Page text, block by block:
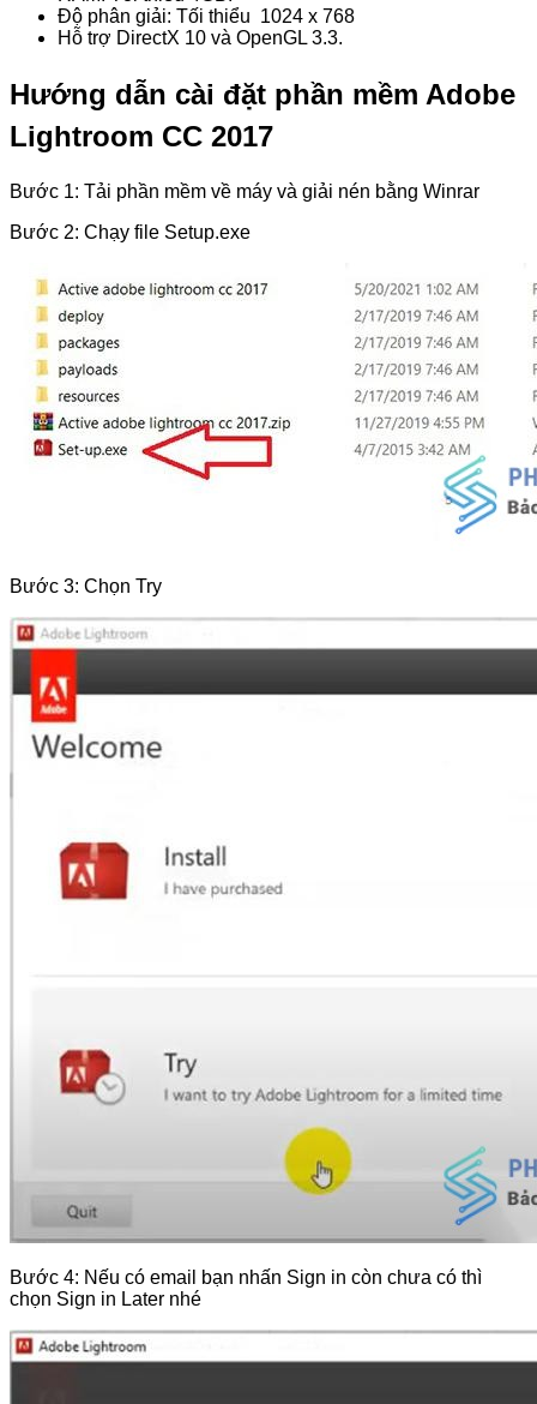
Độ phân giải: Tối thiểu 1024 x 768
Hỗ trợ DirectX 10 và OpenGL 3.3.
Hướng dẫn cài đặt phần mềm Adobe
Lightroom CC 2017
Bước 1: Tải phần mềm về máy và giải nén bằng Winrar
Bước 2: Chạy file Setup.exe
Bước 3: Chọn Try
Bước 4: Nếu có email bạn nhấn Sign in còn chưa có thì
chọn Sign in Later nhé